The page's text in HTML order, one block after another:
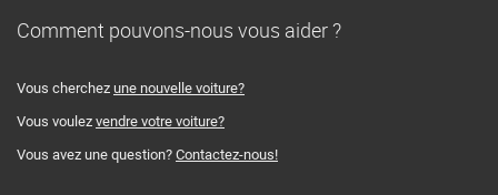
Comment pouvons-nous vous aider ?
Vous cherchez une nouvelle voiture?
Vous voulez vendre votre voiture?
Vous avez une question? Contactez-nous!